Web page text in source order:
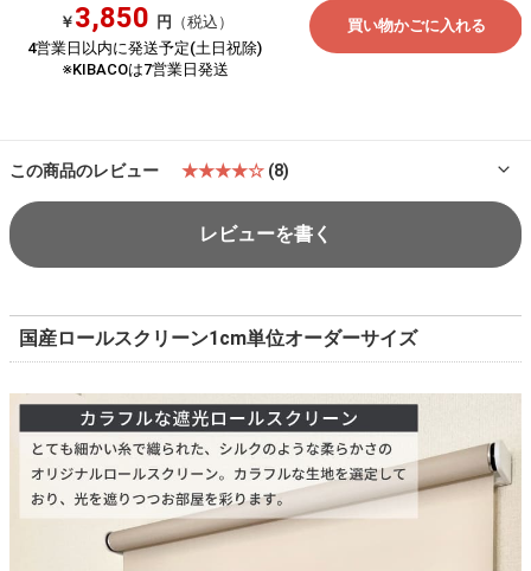
￥ 3,850 円
（税込）
4営業日以内に発送予定(土日祝除)
※KIBACOは7営業日発送
この商品のレビュー ★★★★☆ (8)
レビューを書く
国産ロールスクリーン1cm単位オーダーサイズ